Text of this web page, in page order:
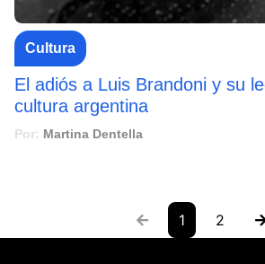
Cultura
El adiós a Luis Brandoni y su
cultura argentina
Por: Martina Dentella
1 2